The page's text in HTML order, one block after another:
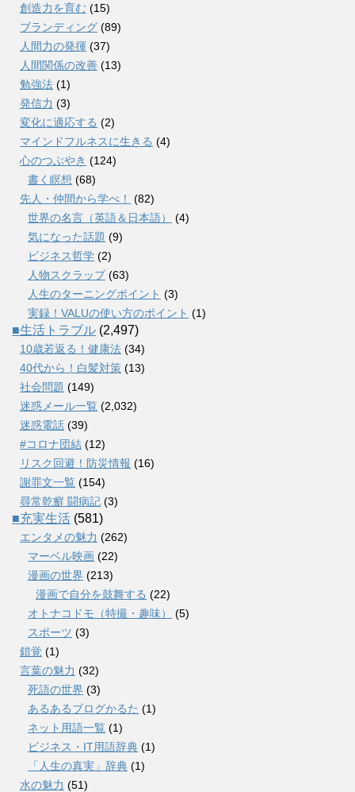
創造力を育む (15)
ブランディング (89)
人間力の発揮 (37)
人間関係の改善 (13)
勉強法 (1)
発信力 (3)
変化に適応する (2)
マインドフルネスに生きる (4)
心のつぶやき (124)
書く瞑想 (68)
先人・仲間から学べ！
(82)
世界の名言（英語＆日本語）
(4)
気になった話題 (9)
ビジネス哲学 (2)
人物スクラップ(63)
人生のターニングポイント (3)
実録！VALUの使い方のポイント (1)
■生活トラブル (2,497)
10歳若返る！健康法 (34)
40代から！白髪対策 (13)
社会問題 (149)
迷惑メール一覧 (2,032)
迷惑電話 (39)
#コロナ団結 (12)
リスク回避！防災情報 (16)
謝罪文一覧 (154)
尋常乾癬 闘病記 (3)
■充実生活 (581)
エンタメの魅力 (262)
マーベル映画 (22)
漫画の世界 (213)
漫画で自分を鼓舞する (22)
オトナコドモ（特撮・趣味）
(5)
スポーツ (3)
錯覚 (1)
言葉の魅力 (32)
死語の世界 (3)
あるあるブログかるた (1)
ネット用語一覧 (1)
ビジネス・IT用語辞典 (1)
「人生の真実」辞典 (1)
水の魅力 (51)